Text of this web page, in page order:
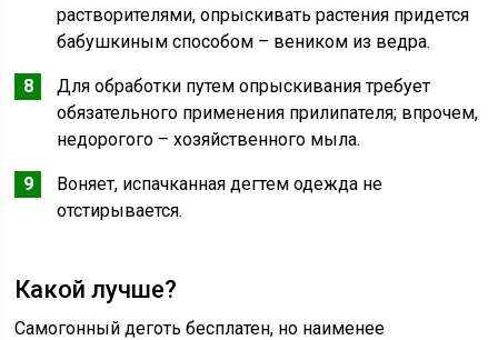
растворителями, опрыскивать растения придется
бабушкиным способом – веником из ведра.
Для обработки путем опрыскивания требует
обязательного применения прилипателя; впрочем,
недорогого – хозяйственного мыла.
Воняет, испачканная дегтем одежда не
отстирывается.
Какой лучше?
Самогонный деготь бесплатен, но наименее